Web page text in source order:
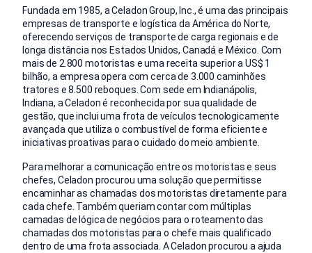
Fundada em 1985, a Celadon Group, Inc., é uma das principais
empresas de transporte e logística da América do Norte,
oferecendo serviços de transporte de carga regionais e de
longa distância nos Estados Unidos, Canadá e México. Com
mais de 2.800 motoristas e uma receita superior a US$ 1
bilhão, a empresa opera com cerca de 3.000 caminhões
tratores e 8.500 reboques. Com sede em Indianápolis,
Indiana, a Celadon é reconhecida por sua qualidade de
gestão, que inclui uma frota de veículos tecnologicamente
avançada que utiliza o combustível de forma eficiente e
iniciativas proativas para o cuidado do meio ambiente.
Para melhorar a comunicação entre os motoristas e seus
chefes, Celadon procurou uma solução que permitisse
encaminhar as chamadas dos motoristas diretamente para
cada chefe. Também queriam contar com múltiplas
camadas de lógica de negócios para o roteamento das
chamadas dos motoristas para o chefe mais qualificado
dentro de uma frota associada. A Celadon procurou a ajuda